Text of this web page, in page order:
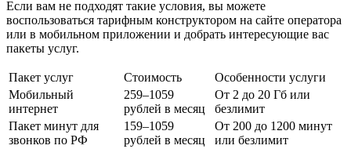
Если вам не подходят такие условия, вы можете
воспользоваться тарифным конструктором на сайте оператора
или в мобильном приложении и добрать интересующие вас
пакеты услуг.
Пакет услуг Стоимость
Особенности услуги
Мобильный
интернет
259–1059
рублей в месяц
От 2 до 20 Гб или
безлимит
Пакет минут для
звонков по РФ
159–1059
рублей в месяц
От 200 до 1200 минут
или безлимит